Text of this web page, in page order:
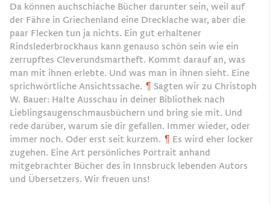
Da können auchschiache Bücher darunter sein, weil auf
der Fähre in Griechenland eine Drecklache war, aber die
paar Flecken tun ja nichts. Ein gut erhaltener
Rindslederbrockhaus kann genauso schön sein wie ein
zerrupftes Cleverundsmartheft. Kommt darauf an, was
man mit ihnen erlebte. Und was man in ihnen sieht. Eine
sprichwörtliche Ansichtssache. ¶ Sagten wir zu Christoph
W. Bauer: Halte Ausschau in deiner Bibliothek nach
Lieblingsaugenschmausbüchern und bring sie mit. Und
rede darüber, warum sie dir gefallen. Immer wieder, oder
immer noch. Oder erst seit kurzem. ¶ Es wird eher locker
zugehen. Eine Art persönliches Portrait anhand
mitgebrachter Bücher des in Innsbruck lebenden Autors
und Übersetzers. Wir freuen uns!